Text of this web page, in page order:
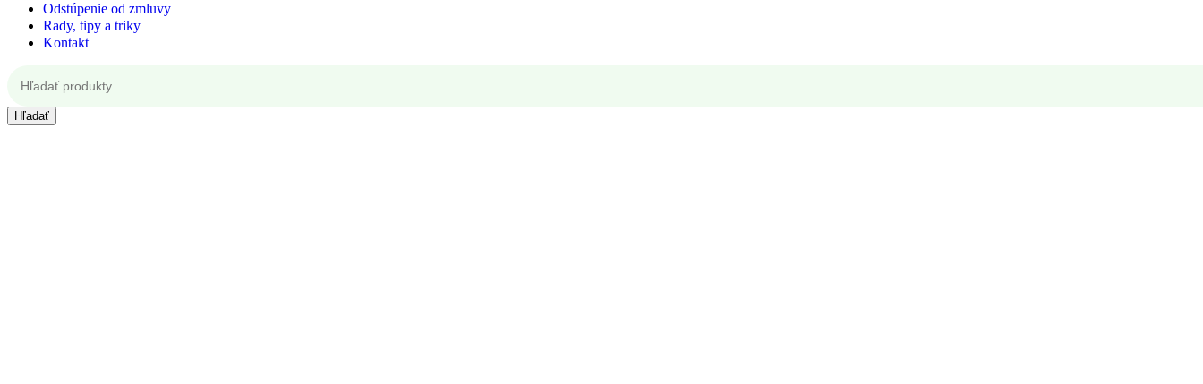
Odstúpenie od zmluvy
Rady, tipy a triky
Kontakt
Hľadať